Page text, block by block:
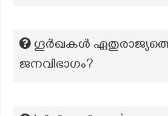
ഗൂർഖകൾ
ജനവിഭാഗം?